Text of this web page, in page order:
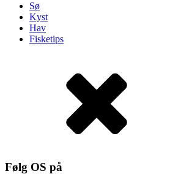
Sø
Kyst
Hav
Fisketips
Følg OS på